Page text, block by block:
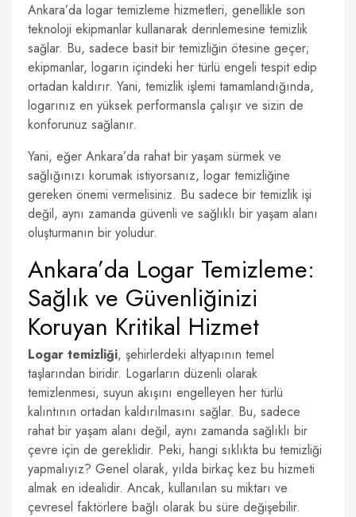
Ankara’da logar temizleme hizmetleri, genellikle son
teknoloji ekipmanlar kullanarak derinlemesine temizlik
sağlar. Bu, sadece basit bir temizliğin ötesine geçer;
ekipmanlar, logarın içindeki her türlü engeli tespit edip
ortadan kaldırır. Yani, temizlik işlemi tamamlandığında,
logarınız en yüksek performansla çalışır ve sizin de
konforunuz sağlanır.
Yani, eğer Ankara’da rahat bir yaşam sürmek ve
sağlığınızı korumak istiyorsanız, logar temizliğine
gereken önemi vermelisiniz. Bu sadece bir temizlik işi
değil, aynı zamanda güvenli ve sağlıklı bir yaşam alanı
oluşturmanın bir yoludur.
Ankara’da Logar Temizleme:
Sağlık ve Güvenliğinizi
Koruyan Kritikal Hizmet
Logar temizliği, şehirlerdeki altyapının temel
taşlarından biridir. Logarların düzenli olarak
temizlenmesi, suyun akışını engelleyen her türlü
kalıntının ortadan kaldırılmasını sağlar. Bu, sadece
rahat bir yaşam alanı değil, aynı zamanda sağlıklı bir
çevre için de gereklidir. Peki, hangi sıklıkta bu temizliği
yapmalıyız? Genel olarak, yılda birkaç kez bu hizmeti
almak en idealidir. Ancak, kullanılan su miktarı ve
çevresel faktörlere bağlı olarak bu süre değişebilir.